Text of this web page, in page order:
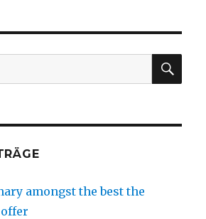
amongst the best the